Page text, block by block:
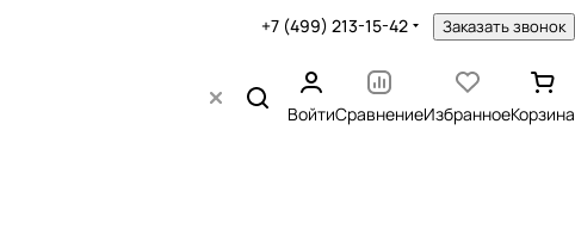
+7 (499) 213-15-42 Заказать звонок
ВойтиСравнениеИзбранноеКорзина